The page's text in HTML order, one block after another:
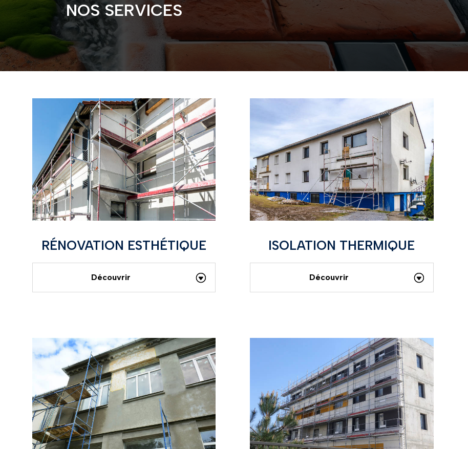
NOS SERVICES
RÉNOVATION ESTHÉTIQUE
Découvrir
ISOLATION THERMIQUE
Découvrir